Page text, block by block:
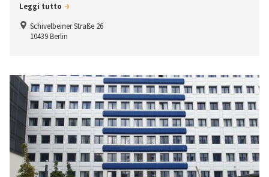
Leggi tutto
Schivelbeiner Straße 26
10439 Berlin